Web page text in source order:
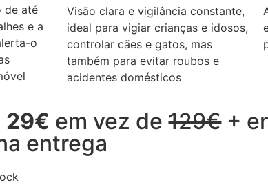
de até
e a
o
Visão clara e vigilância constante,
ideal para vigiar crianças e idosos,
controlar cães e gatos, mas
também para evitar roubos e
acidentes domésticos
29€ em vez de129€+
entrega